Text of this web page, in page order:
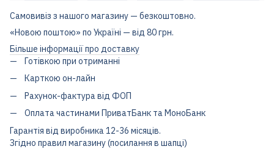
Самовивіз з нашого магазину — безкоштовно.
«Новою поштою» по Україні — від 80 грн.
Більше інформації про доставку
Готівкою при отриманні
Карткою он-лайн
Рахунок-фактура від ФОП
Оплата частинами ПриватБанк та МоноБанк
Гарантія від виробника 12-36 місяців.
Згідно правил магазину (посилання в шапці)